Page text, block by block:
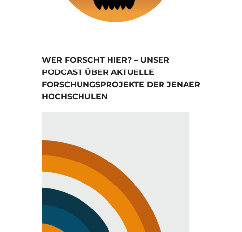
WER FORSCHT HIER? – UNSER
PODCAST ÜBER AKTUELLE
FORSCHUNGSPROJEKTE DER JENAER
HOCHSCHULEN